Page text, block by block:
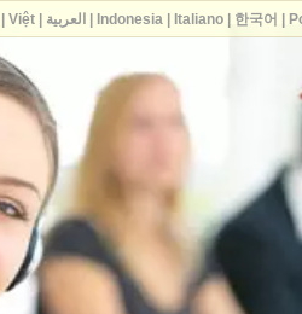
Việt| العربية Indonesia| Italiano| 한국어